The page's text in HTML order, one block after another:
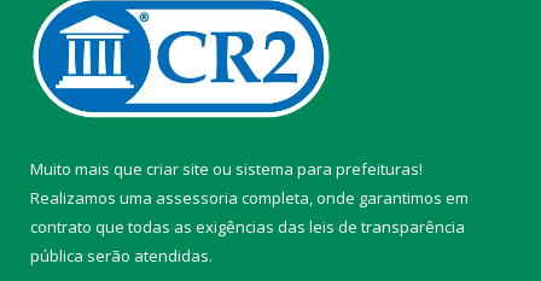
Muito mais que criar site ou sistema para prefeituras!
Realizamos uma assessoria completa, onde garantimos em
contrato que todas as exigências das leis de transparência
pública serão atendidas.